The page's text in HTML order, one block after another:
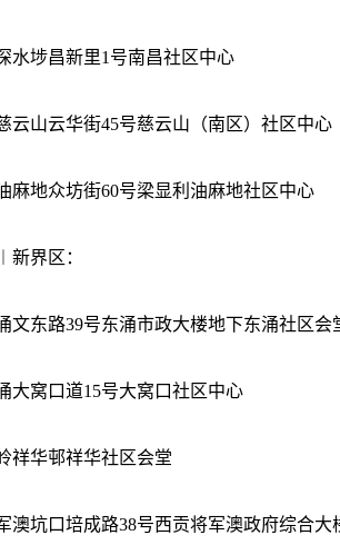
水埗昌新里1号南昌社区中心
云山云华街45号慈云山（南区）社区中心
麻地众坊街60号梁显利油麻地社区中心
新界区：
文东路39号东涌市政大楼地下东涌社区会
大窝口道15号大窝口社区中心
祥华邨祥华社区会堂
澳坑口培成路38号西贡将军澳政府综合大